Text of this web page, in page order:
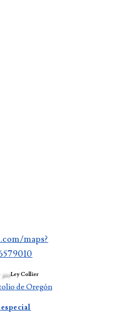
maps?
porLey Collier
de Oregón